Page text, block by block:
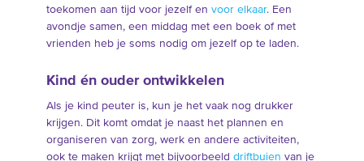
toekomen aan tijd voor jezelf en voor elkaar. Een
avondje samen, een middag met een boek of met
vrienden heb je soms nodig om jezelf op te laden.
Kind én ouder ontwikkelen
Als je kind peuter is, kun je het vaak nog drukker
krijgen. Dit komt omdat je naast het plannen en
organiseren van zorg, werk en andere activiteiten,
ook te maken krijgt met bijvoorbeeld driftbuien van je